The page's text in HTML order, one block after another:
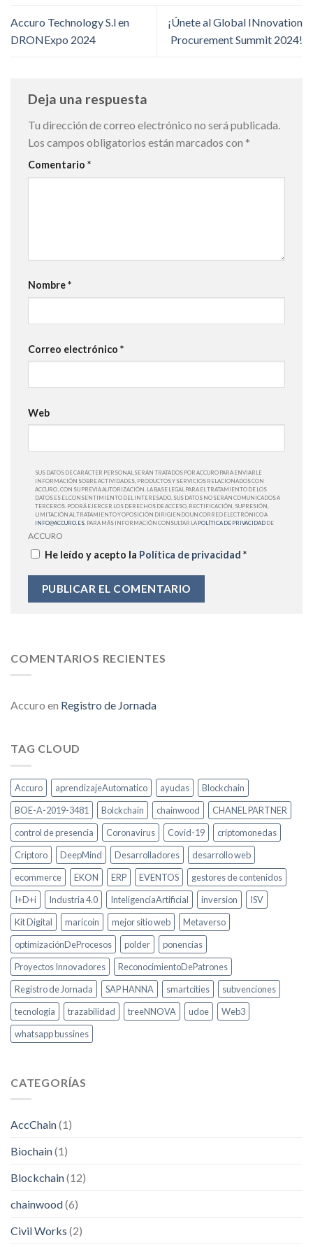
Accuro Technology S.l en
DRONExpo 2024
¡Únete al Global INnovation
Procurement Summit 2024!
Deja una respuesta
Tu dirección de correo electrónico no será publicada.
Los campos obligatorios están marcados con *
Comentario *
Nombre*
Correo electrónico *
Web
SUS DATOS DE CARÁCTER PERSONAL SERÁN TRATADOS POR ACCURO PARA ENVIARLE
INFORMACIÓN SOBRE ACTIVIDADES, PRODUCTOS Y SERVICIOS RELACIONADOS CON
ACCURO , CON SU PREVIA AUTORIZACIÓN. LA BASE LEGAL PARA EL TRATAMIENTO DE LOS
DATOS ES EL CONSENTIMIENTO DEL INTERESADO. SUS DATOS NO SERÁN COMUNICADOS A
TERCEROS. PODRÁ EJERCER LOS DERECHOS DE ACCESO, RECTIFICACIÓN, SUPRESIÓN,
LIMITACIÓN AL TRATAMIENTO Y OPOSICIÓN DIRIGIENDO UN CORREO ELECTRÓNICO A
INFO@ACCURO.ES . PARA MÁS INFORMACIÓN CONSULTAR LA POLÍTICA DE PRIVACIDAD DE
ACCURO
He leído y acepto la Política de privacidad *
COMENTARIOS RECIENTES
Accuro en Registro de Jornada
TAG CLOUD
Accuro aprendizajeAutomatico ayudas
Blockchain
BOE-A-2019-3481
Bolckchain chainwood
CHANEL PARTNER
control de presencia
Coronavirus Covid-19
criptomonedas
Criptoro
DeepMind Desarrolladores
desarrollo web
ecommerce
EKON ERP EVENTOS
gestores de contenidos
I+D+i
Industria 4.0 InteligenciaArtificial inversion
ISV
Kit Digital
maricoin mejor sitio web
Metaverso
optimizaciónDeProcesos
polder
ponencias
Proyectos Innovadores
ReconocimientoDePatrones
Registro de Jornada
SAP HANNA smartcities
subvenciones
tecnologia
trazabilidad treeNNOVA udoe
Web3
whatsapp bussines
CATEGORÍAS
AccChain(1)
Biochain(1)
Blockchain(12)
chainwood(6)
Civil Works (2)